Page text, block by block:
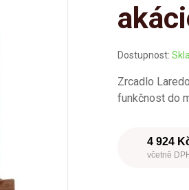
Dostupnost:
Zrcadlo
funkčnost do
4 924
včetně